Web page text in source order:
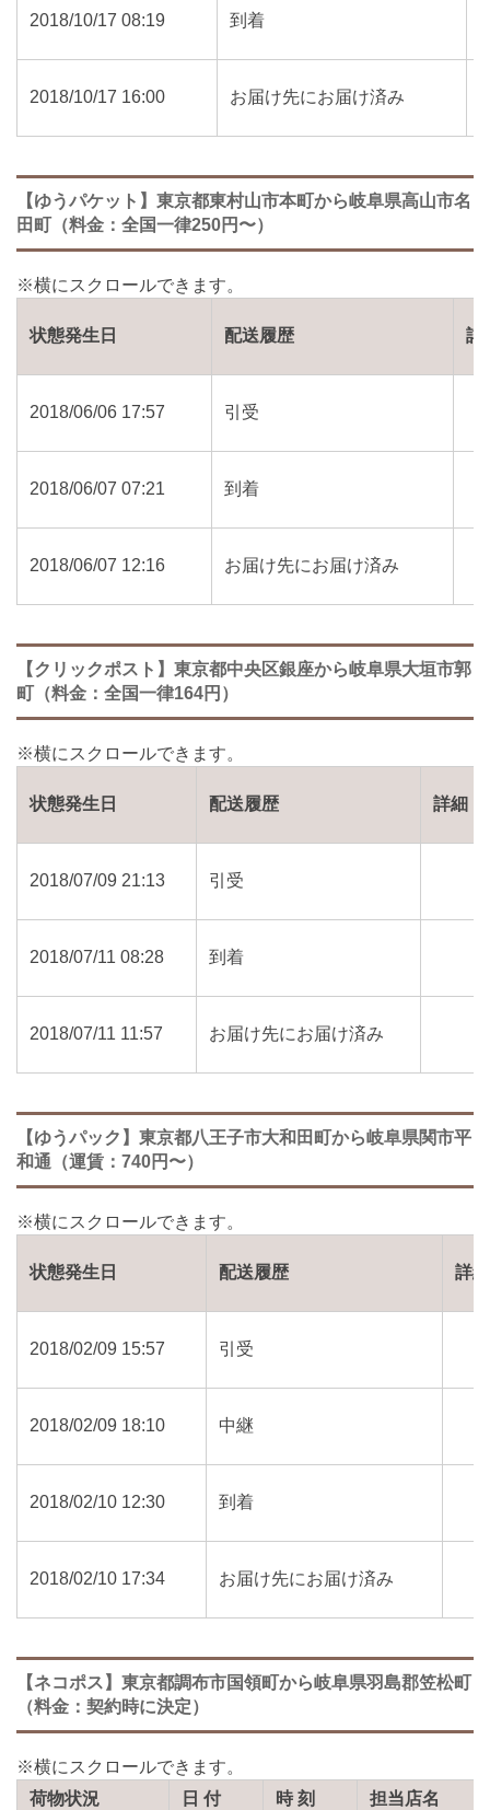
2018/10/17 08:19 到着
2018/10/17 16:00 お届け先にお届け済み
【ゆうパケット】東京都東村山市本町から岐阜県高山市名
田町（料金：全国一律250円〜）
状態発生日 配送履歴 詳
2018/06/06 17:57 引受
2018/06/07 07:21 到着
2018/06/07 12:16 お届け先にお届け済み
【クリックポスト】東京都中央区銀座から岐阜県大垣市郭
町（料金：全国一律164円）
状態発生日 配送履歴 詳細
2018/07/09 21:13 引受
2018/07/11 08:28 到着
2018/07/11 11:57 お届け先にお届け済み
【ゆうパック】東京都八王子市大和田町から岐阜県関市平
和通（運賃：740円〜）
状態発生日 配送履歴 詳細
2018/02/09 15:57 引受
2018/02/09 18:10 中継
2018/02/10 12:30 到着
2018/02/10 17:34 お届け先にお届け済み
【ネコポス】東京都調布市国領町から岐阜県羽島郡笠松町
（料金：契約時に決定）
荷物状況 日 付 時 刻 担当店名